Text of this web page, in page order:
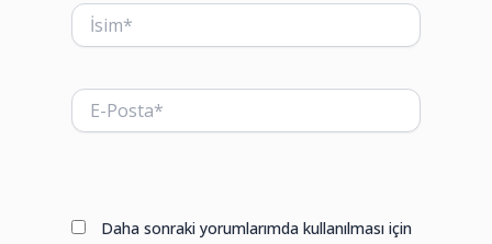
İsim*
E-
Posta*
Daha sonraki yorumlarımda kullanılması için